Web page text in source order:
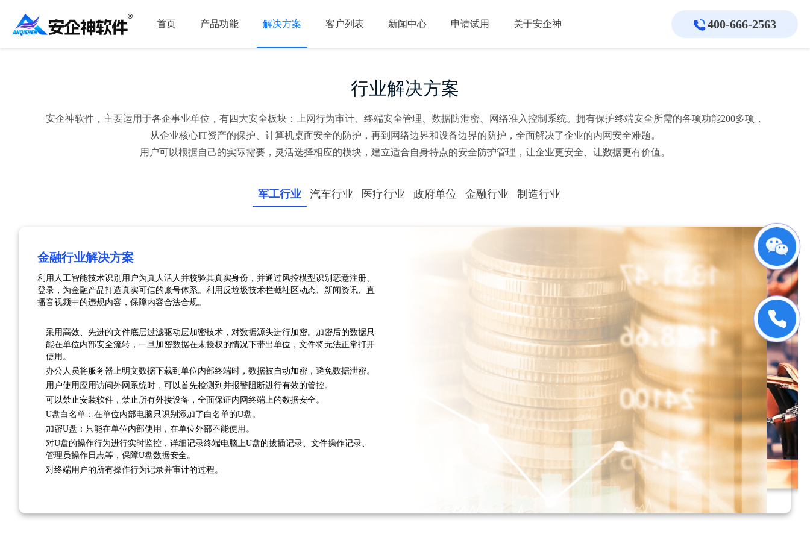
首页 产品功能 解决方案 客户列表 新闻中心 申请试用 关于安企神 400-666-2563
行业解决方案
安企神软件，主要运用于各企事业单位，有四大安全板块：上网行为审计、终端安全管理、数据防泄密、网络准入控制系统。拥有保护终端安全所需的各项功能200多项，
从企业核心IT资产的保护、计算机桌面安全的防护，再到网络边界和设备边界的防护，全面解决了企业的内网安全难题。
用户可以根据自己的实际需要，灵活选择相应的模块，建立适合自身特点的安全防护管理，让企业更安全、让数据更有价值。
军工行业 汽车行业 医疗行业 政府单位 金融行业 制造行业
金融行业解决方案
利用人工智能技术识别用户为真人活人并校验其真实身份，并通过风控模型识别恶意注册、
登录，为金融产品打造真实可信的账号体系。利用反垃圾技术拦截社区动态、新闻资讯、直
播音视频中的违规内容，保障内容合法合规。
采用高效、先进的文件底层过滤驱动层加密技术，对数据源头进行加密。加密后的数据只
能在单位内部安全流转，一旦加密数据在未授权的情况下带出单位，文件将无法正常打开
使用。
办公人员将服务器上明文数据下载到单位内部终端时，数据被自动加密，避免数据泄密。
用户使用应用访问外网系统时，可以首先检测到并报警阻断进行有效的管控。
可以禁止安装软件，禁止所有外接设备，全面保证内网终端上的数据安全。
U盘白名单：在单位内部电脑只识别添加了白名单的U盘。
加密U盘：只能在单位内部使用，在单位外部不能使用。
对U盘的操作行为进行实时监控，详细记录终端电脑上U盘的拔插记录、文件操作记录、
管理员操作日志等，保障U盘数据安全。
对终端用户的所有操作行为记录并审计的过程。